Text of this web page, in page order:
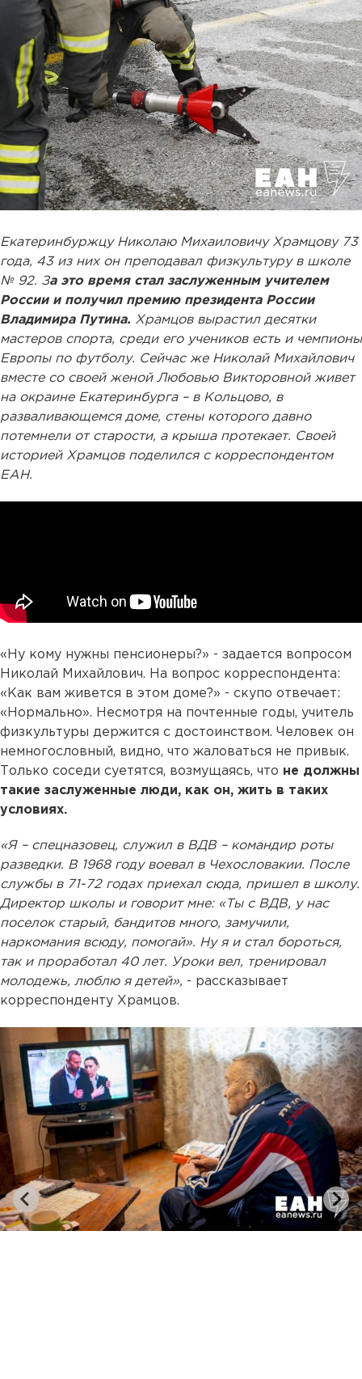
Екатеринбуржцу Николаю Михаиловичу Храмцову 73
года, 43 из них он преподавал физкультуру в школе
№ 92. За это время стал заслуженным учителем
России и получил премию президента России
Владимира Путина. Храмцов вырастил десятки
мастеров спорта, среди его учеников есть и чемпионы
Европы по футболу. Сейчас же Николай Михайлович
вместе со своей женой Любовью Викторовной живет
на окраине Екатеринбурга – в Кольцово, в
разваливающемся доме, стены которого давно
потемнели от старости, а крыша протекает. Своей
историей Храмцов поделился с корреспондентом
ЕАН.
«Ну кому нужны пенсионеры?» - задается вопросом
Николай Михайлович. На вопрос корреспондента:
«Как вам живется в этом доме?» - скупо отвечает:
«Нормально». Несмотря на почтенные годы, учитель
физкультуры держится с достоинством. Человек он
немногословный, видно, что жаловаться не привык.
Только соседи суетятся, возмущаясь, что не должны
такие заслуженные люди, как он, жить в таких
условиях.
«Я – спецназовец, служил в ВДВ – командир роты
разведки. В 1968 году воевал в Чехословакии. После
службы в 71-72 годах приехал сюда, пришел в школу.
Директор школы и говорит мне: «Ты с ВДВ, у нас
поселок старый, бандитов много, замучили,
наркомания всюду, помогай». Ну я и стал бороться,
так и проработал 40 лет. Уроки вел, тренировал
молодежь, люблю я детей», - рассказывает
корреспонденту Храмцов.